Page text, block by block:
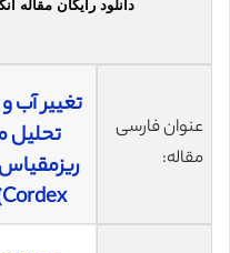
دانلود رایگان
عنوان فارسی
مقاله:
تغییر آب
تحلیل
Cordex) – شبیه سازی آسیای جنوبی